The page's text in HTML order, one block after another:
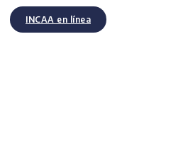
INCAA en línea